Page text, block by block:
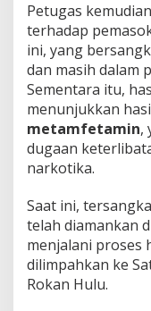
Petugas
terhadap
ini, yang
dan masih dalam
Sementara itu,
menunjukkan
metamfetamin,
dugaan
narkotika.
Saat ini,
telah diamankan
menjalani proses
dilimpahkan ke
Rokan Hulu.